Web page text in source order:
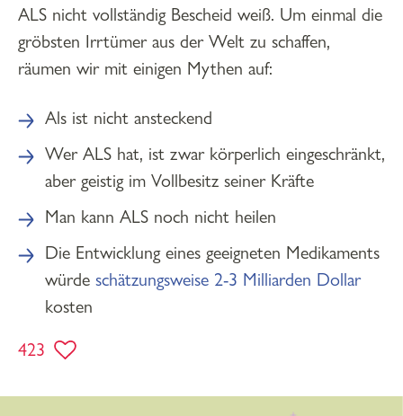
ALS nicht vollständig Bescheid weiß. Um einmal die
gröbsten Irrtümer aus der Welt zu schaffen,
räumen wir mit einigen Mythen auf:
Als ist nicht ansteckend
Wer ALS hat, ist zwar körperlich eingeschränkt,
aber geistig im Vollbesitz seiner Kräfte
Man kann ALS noch nicht heilen
Die Entwicklung eines geeigneten Medikaments
würde schätzungsweise 2-3 Milliarden Dollar
kosten
423